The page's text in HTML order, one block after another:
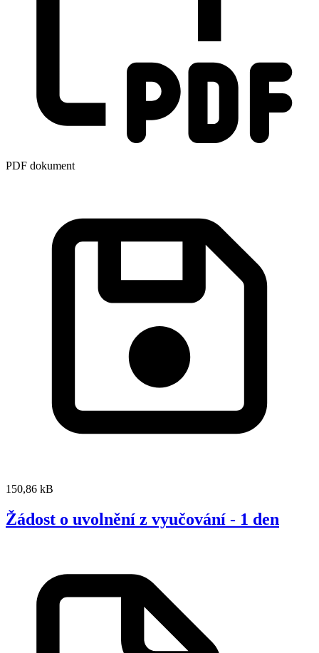
PDF dokument
150,86 kB
Žádost o uvolnění z vyučování - 1 den